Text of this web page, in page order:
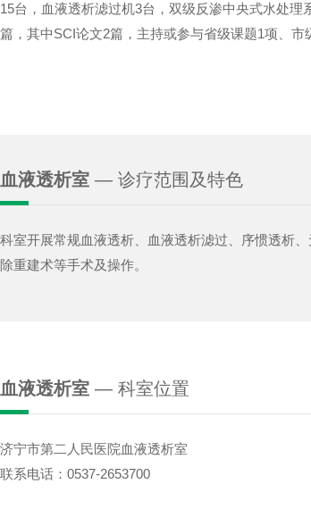
15台，血液透析滤过机3台，双级反渗中央式水处
篇，其中SCI论文2篇，主持或参与省级课题1项、市
血液透析室 — 诊疗范围及特色
科室开展常规血液透析、血液透析滤过、序惯透析
除重建术等手术及操作。
血液透析室 — 科室位置
济宁市第二人民医院血液透析室
联系电话：0537-2653700